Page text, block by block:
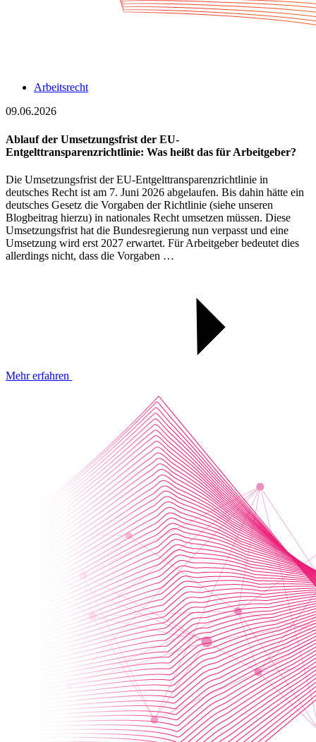
Arbeitsrecht
09.06.2026
Ablauf der Umsetzungsfrist der EU-
Entgelttransparenzrichtlinie: Was heißt das für Arbeitgeber?
Die Umsetzungsfrist der EU‑Entgelttransparenzrichtlinie in
deutsches Recht ist am 7. Juni 2026 abgelaufen. Bis dahin hätte ein
deutsches Gesetz die Vorgaben der Richtlinie (siehe unseren
Blogbeitrag hierzu) in nationales Recht umsetzen müssen. Diese
Umsetzungsfrist hat die Bundesregierung nun verpasst und eine
Umsetzung wird erst 2027 erwartet. Für Arbeitgeber bedeutet dies
allerdings nicht, dass die Vorgaben …
Mehr erfahren